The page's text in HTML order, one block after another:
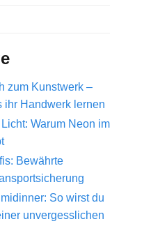
zum Kunstwerk –
ihr Handwerk lernen
Warum Neon im
Bewährte
So wirst du
unvergesslichen